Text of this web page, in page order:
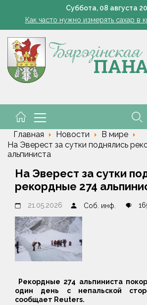
Суббота, 08 августа
в Беларуси в выходные: местами
Как часто нужно измерять сахар в
В июле свидетельства о
Одна ночь - и грядки чистые: ловушка
в Беларуси в выходные: местами
Главная Новости
В мире
На Эверест за сутки поднялись
альпиниста
На Эверест за сутки
рекордные 274
21.05.2026 Соб. инф.
Рекордные 274 альпиниста
один день с непальской
сообщает Reuters.